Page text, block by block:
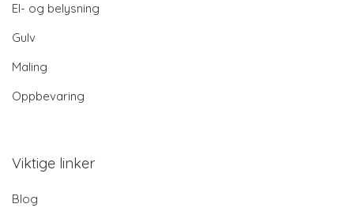
El- og belysning
Gulv
Maling
Oppbevaring
Viktige linker
Blog